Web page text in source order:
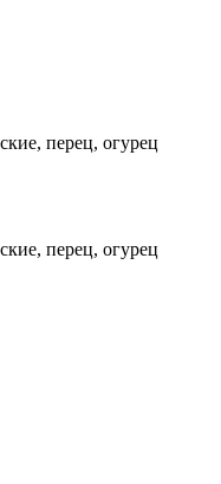
перец, огурец
перец, огурец